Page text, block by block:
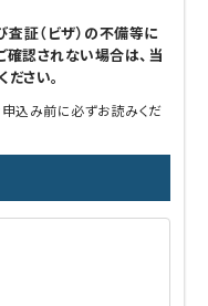
証（ビザ）の不備等に
確認されない場合は、当
さい。
込み前に必ずお読みくだ